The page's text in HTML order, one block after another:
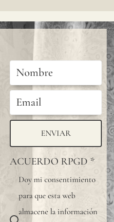
ENVIAR
ACUERDO RPGD *
Doy mi consentimiento
para que esta web
almacene la información